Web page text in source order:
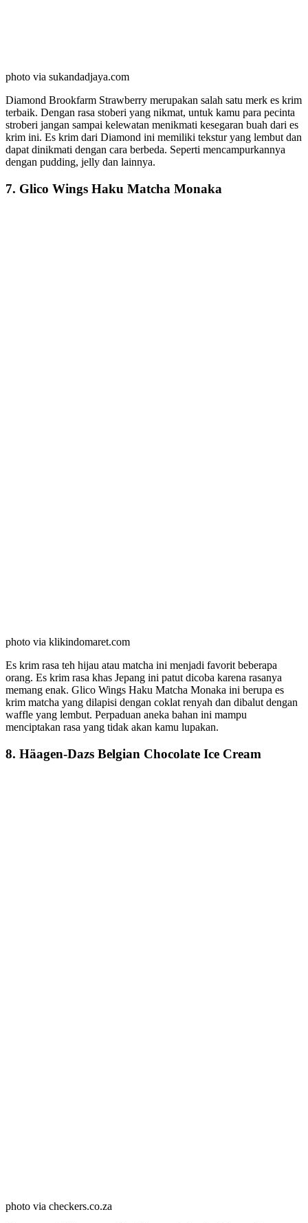
photo via sukandadjaya.com
Diamond Brookfarm Strawberry merupakan salah satu merk es krim
terbaik. Dengan rasa stoberi yang nikmat, untuk kamu para pecinta
stroberi jangan sampai kelewatan menikmati kesegaran buah dari es
krim ini. Es krim dari Diamond ini memiliki tekstur yang lembut dan
dapat dinikmati dengan cara berbeda. Seperti mencampurkannya
dengan pudding, jelly dan lainnya.
7. Glico Wings Haku Matcha Monaka
photo via klikindomaret.com
Es krim rasa teh hijau atau matcha ini menjadi favorit beberapa
orang. Es krim rasa khas Jepang ini patut dicoba karena rasanya
memang enak. Glico Wings Haku Matcha Monaka ini berupa es
krim matcha yang dilapisi dengan coklat renyah dan dibalut dengan
waffle yang lembut. Perpaduan aneka bahan ini mampu
menciptakan rasa yang tidak akan kamu lupakan.
8. Häagen-Dazs Belgian Chocolate Ice Cream
photo via checkers.co.za